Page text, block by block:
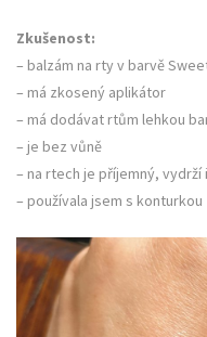
Zkušenost:
– balzám na rty v barvě
– má zkosený aplikátor
– má dodávat rtům lehkou
– je bez vůně
– na rtech je příjemný, vydrží
– používala jsem s konturkou